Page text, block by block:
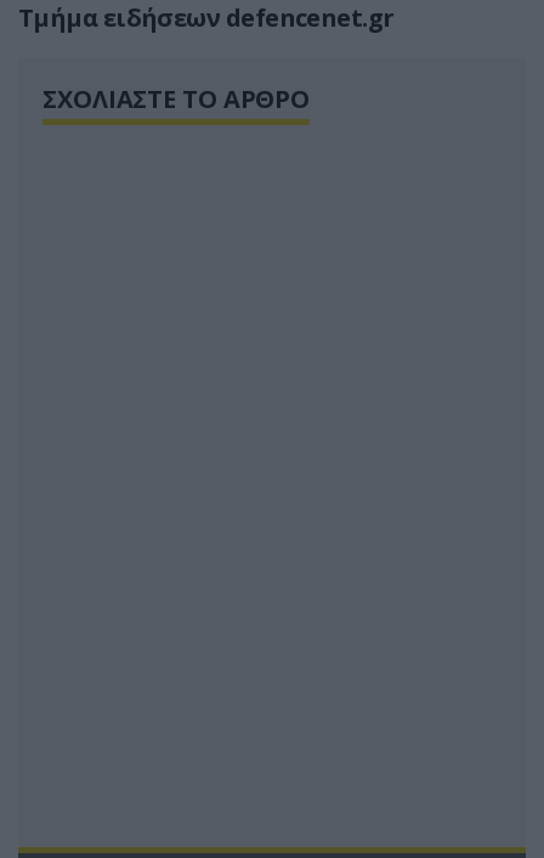
Τμήμα ειδήσεων defencenet.gr
ΣΧΟΛΙΑΣΤΕ ΤΟ ΑΡΘΡΟ